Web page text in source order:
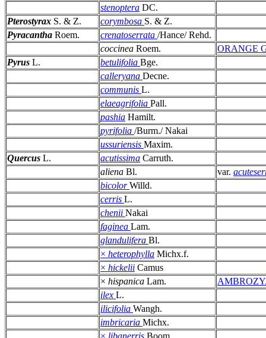
stenoptera DC.
Pterostyrax S. & Z. corymbosa S. & Z.
Pyracantha Roem. crenatoserrata /Hance/ Rehd.
coccinea Roem.
ORANGE
Pyrus L. betulifolia Bge.
calleryana Decne.
communis L.
elaeagrifolia Pall.
pashia Hamilt.
pyrifolia /Burm./ Nakai
ussuriensis Maxim.
Quercus L. acutissima Carruth.
aliena Bl. var.
bicolorWilld.
cerris L.
chenii Nakai
faginea Lam.
glandulifera Bl.
× heterophylla Michx.f.
× hickelii Camus
× hispanica Lam.
ilex L.
ilicifolia Wangh.
imbricaria Michx.